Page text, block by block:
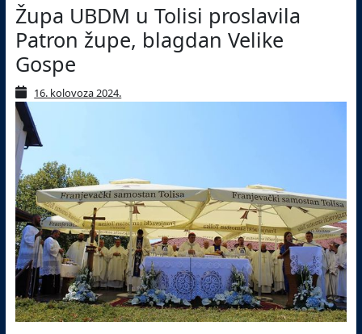
Župa UBDM u Tolisi proslavila
Patron župe, blagdan Velike
Gospe
16. kolovoza 2024.